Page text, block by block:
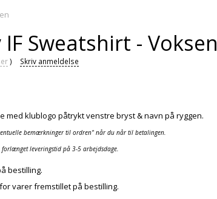
Sweatshirt - Voksen
Skriv anmeldelse
med klublogo påtrykt venstre bryst & navn på ryggen.
bemærkninger til ordren" når du når til betalingen.
leveringstid på 3-5 arbejdsdage.
bestilling.
varer fremstillet på bestilling.